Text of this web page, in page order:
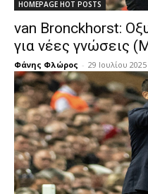
HOMEPAGE HOT POSTS
van Bronckhorst:
για νέες γνώσεις
Φάνης Φλώρος - 29 Ιουλίου 2025